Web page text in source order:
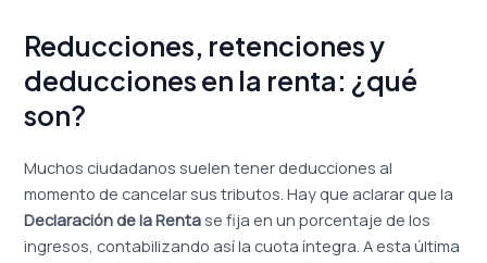
Reducciones, retenciones y
deducciones en la renta: ¿qué
son?
Muchos ciudadanos suelen tener deducciones al
momento de cancelar sus tributos. Hay que aclarar que la
Declaración de la Rentase fija en un porcentaje de los
ingresos, contabilizando así la cuota íntegra. A esta última